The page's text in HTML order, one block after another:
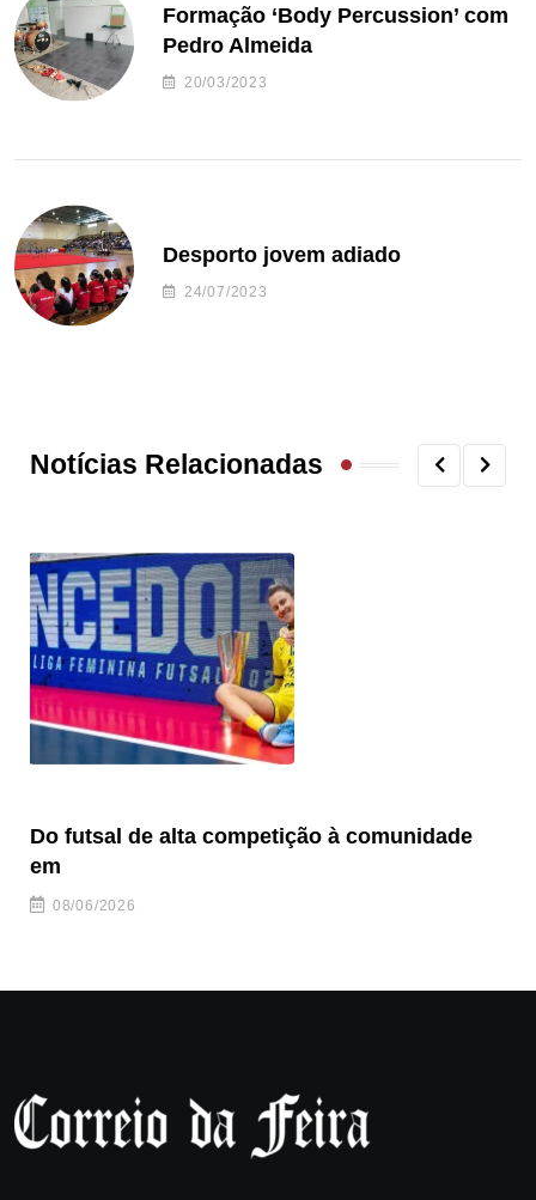
Formação ‘Body Percussion’ com
Pedro Almeida
20/03/2023
Desporto jovem adiado
24/07/2023
Notícias Relacionadas
Do futsal de alta competição à comunidade
em
08/06/2026